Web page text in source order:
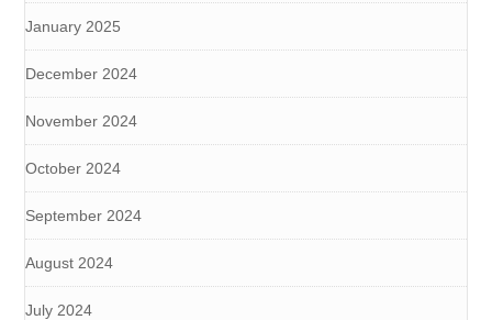
January 2025
December 2024
November 2024
October 2024
September 2024
August 2024
July 2024